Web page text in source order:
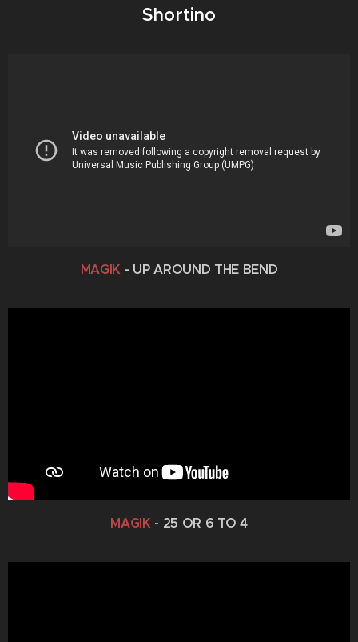
Shortino
MAGIK - UP AROUND THE BEND
MAGIK- 25 OR 6 TO 4